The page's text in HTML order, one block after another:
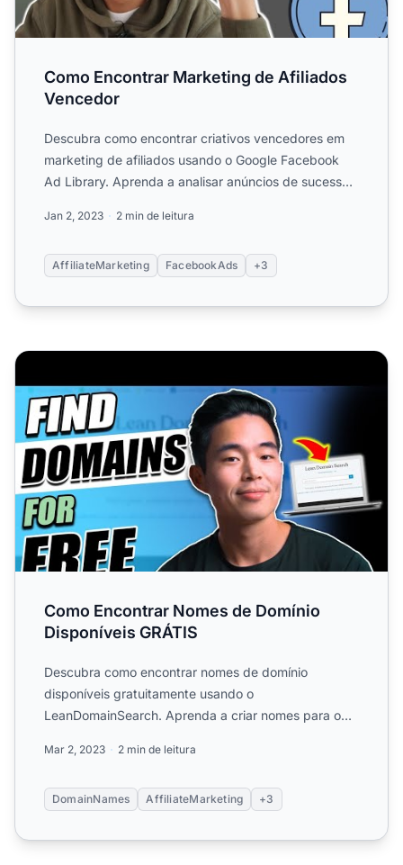
Como Encontrar Marketing de Afiliados
Vencedor
Descubra como encontrar criativos vencedores em
marketing de afiliados usando o Google Facebook
Ad Library. Aprenda a analisar anúncios de sucesso,
Jan 2, 2023 2 min de leitura
AffiliateMarketing FacebookAds +3
Como Encontrar Nomes de Domínio Disponíveis GRÁTIS
Como Encontrar Nomes de Domínio
Disponíveis GRÁTIS
Descubra como encontrar nomes de domínio
disponíveis gratuitamente usando o
LeanDomainSearch. Aprenda a criar nomes para o
Mar 2, 2023 2 min de leitura
DomainNames AffiliateMarketing +3